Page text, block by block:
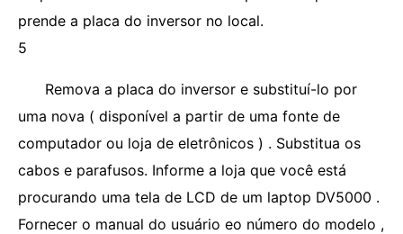
prende a placa do inversor no local.
5
Remova a placa do inversor e substituí-lo por
uma nova ( disponível a partir de uma fonte de
computador ou loja de eletrônicos ) . Substitua os
cabos e parafusos. Informe a loja que você está
procurando uma tela de LCD de um laptop DV5000 .
Fornecer o manual do usuário eo número do modelo ,